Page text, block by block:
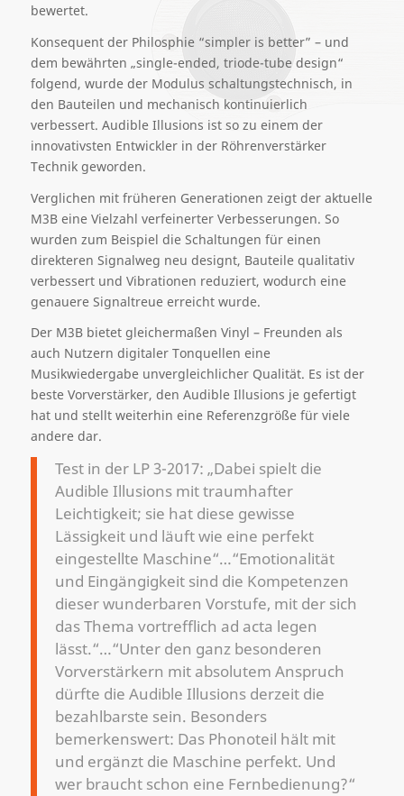
bewertet.
Konsequent der Philosphie “simpler is better” – und
dem bewährten „single-ended, triode-tube design“
folgend, wurde der Modulus schaltungstechnisch, in
den Bauteilen und mechanisch kontinuierlich
verbessert. Audible Illusions ist so zu einem der
innovativsten Entwickler in der Röhrenverstärker
Technik geworden.
Verglichen mit früheren Generationen zeigt der aktuelle
M3B eine Vielzahl verfeinerter Verbesserungen. So
wurden zum Beispiel die Schaltungen für einen
direkteren Signalweg neu designt, Bauteile qualitativ
verbessert und Vibrationen reduziert, wodurch eine
genauere Signaltreue erreicht wurde.
Der M3B bietet gleichermaßen Vinyl – Freunden als
auch Nutzern digitaler Tonquellen eine
Musikwiedergabe unvergleichlicher Qualität. Es ist der
beste Vorverstärker, den Audible Illusions je gefertigt
hat und stellt weiterhin eine Referenzgröße für viele
andere dar.
Test in der LP 3-2017: „Dabei spielt die
Audible Illusions mit traumhafter
Leichtigkeit; sie hat diese gewisse
Lässigkeit und läuft wie eine perfekt
eingestellte Maschine“…“Emotionalität
und Eingängigkeit sind die Kompetenzen
dieser wunderbaren Vorstufe, mit der sich
das Thema vortrefflich ad acta legen
lässt.“…“Unter den ganz besonderen
Vorverstärkern mit absolutem Anspruch
dürfte die Audible Illusions derzeit die
bezahlbarste sein. Besonders
bemerkenswert: Das Phonoteil hält mit
und ergänzt die Maschine perfekt. Und
wer braucht schon eine Fernbedienung?“